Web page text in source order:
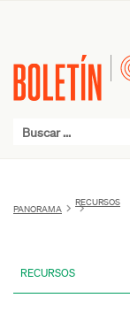
PANORAMA
RECURSOS
RECURSOS